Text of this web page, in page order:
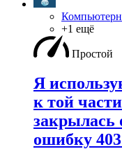
+1 ещё
Простой
Я
к той
закрылась
ошибку